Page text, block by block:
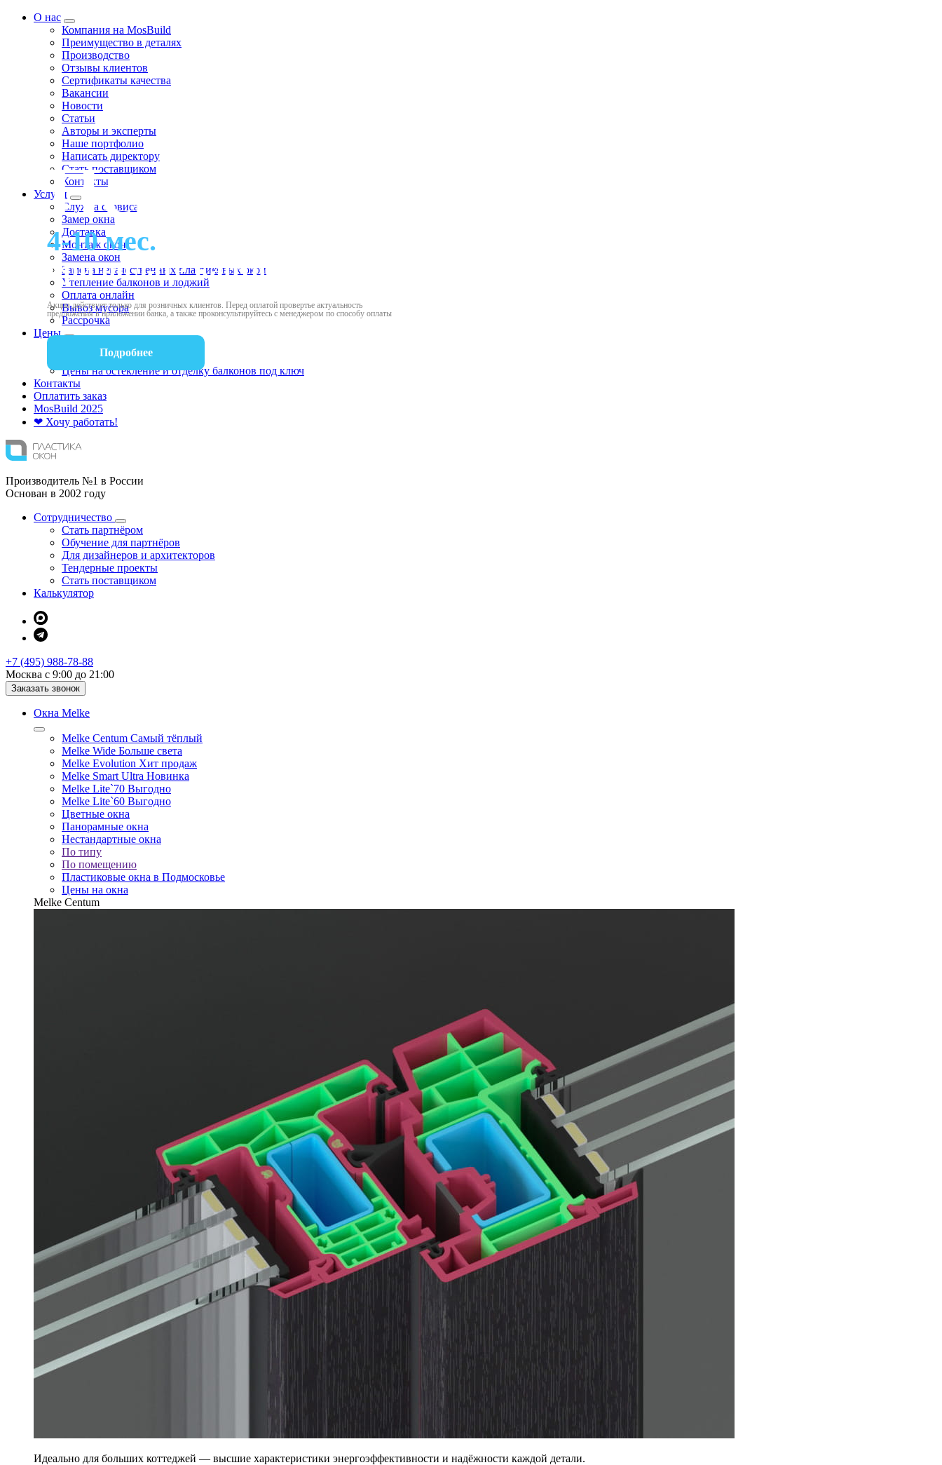
О нас
Компания на MosBuild
Преимущество в деталях
Производство
Отзывы клиентов
Сертификаты качества
Вакансии
Новости
Статьи
Авторы и эксперты
Нашe портфолио
Написать директору
Стать поставщиком
Контакты
Услуги
Служба сервиса
Замер окна
Доставка
Монтаж окон
Замена окон
Замена некачественных пластиковых окон
Утепление балконов и лоджий
Оплата онлайн
Вывоз мусора
Рассрочка
Цены
Цены на балконы
Цены на остекление и отделку балконов под ключ
Контакты
Оплатить заказ
MosBuild 2025
❤ Хочу работать!
Производитель №1 в России
Основан в 2002 году
Сотрудничество
Стать партнёром
Обучение для партнёров
Для дизайнеров и архитекторов
Тендерные проекты
Стать поставщиком
Калькулятор
+7 (495) 988-78-88
Москва с 9:00 до 21:00
Заказать звонок
Окна Melke
Melke Centum Самый тёплый
Melke Wide Больше света
Melke Evolution Хит продаж
Melke Smart Ultra Новинка
Melke Lite`70 Выгодно
Melke Lite`60 Выгодно
Цветные окна
Панорамные окна
Нестандартные окна
По типу
По помещению
Пластиковые окна в Подмосковье
Цены на окна
Melke Centum
Идеально для больших коттеджей — высшие характеристики энергоэффективности и надёжности каждой детали.
Переплата
4-10 мес.
при оплате картой Халва
Акция действует только для розничных клиентов. Перед оплатой провертье актуальность
предложения в приложении банка, а также проконсультируйтесь с менеджером по способу оплаты
Подробнее